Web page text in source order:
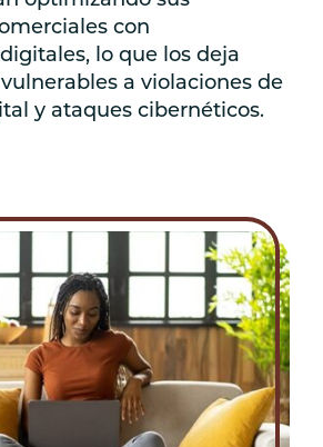
con
lo que los deja
a violaciones de
y ataques cibernéticos.